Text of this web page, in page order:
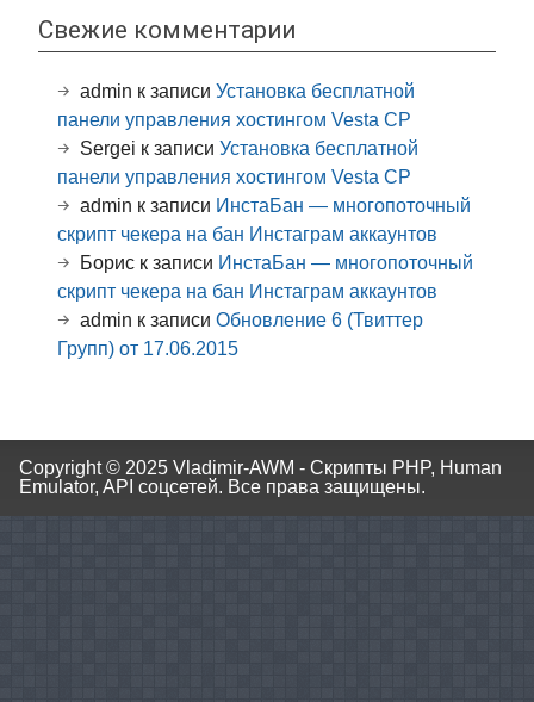
Свежие комментарии
admin к записи Установка бесплатной
панели управления хостингом Vesta CP
Sergei к записи Установка бесплатной
панели управления хостингом Vesta CP
admin к записи ИнстаБан — многопоточный
скрипт чекера на бан Инстаграм аккаунтов
Борис к записи ИнстаБан — многопоточный
скрипт чекера на бан Инстаграм аккаунтов
admin к записи Обновление 6 (Твиттер
Групп) от 17.06.2015
Copyright © 2025 Vladimir-AWM - Скрипты PHP, Human
Emulator, API соцсетей. Все права защищены.